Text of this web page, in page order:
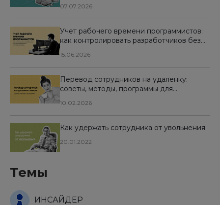
оплаты и контроля
07.07.2026
Учет рабочего времени программистов:
как контролировать разработчиков без
15.06.2026
Перевод сотрудников на удаленку:
советы, методы, программы для
персонала
10.02.2026
Как удержать сотрудника от увольнения
20.01.2022
Темы
ИНСАЙДЕР